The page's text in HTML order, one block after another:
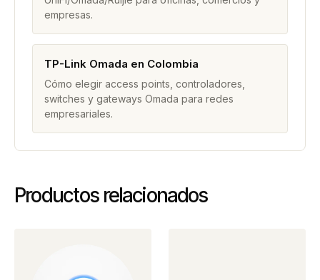
empresas.
TP-Link Omada en Colombia
Cómo elegir access points, controladores,
switches y gateways Omada para redes
empresariales.
Productos relacionados